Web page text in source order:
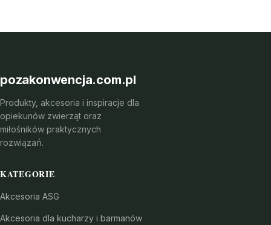
pozakonwencja.com.pl
Produkty, akcesoria i inspiracje dla
opiekunów zwierząt oraz
miłośników praktycznych
rozwiązań.
KATEGORIE
Akcesoria ASG
Akcesoria dla kucharzy i barmanów